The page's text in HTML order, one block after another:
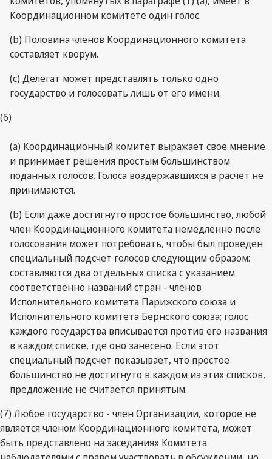
Координационном комитете один голос.
(b) Половина членов Координационного комитета
составляет кворум.
(c) Делегат может представлять только одно
государство и голосовать лишь от его имени.
(6)
(a) Координационный комитет выражает свое мнение
и принимает решения простым большинством
поданных голосов. Голоса воздержавшихся в расчет не
принимаются.
(b) Если даже достигнуто простое большинство, любой
член Координационного комитета немедленно после
голосования может потребовать, чтобы был проведен
специальный подсчет голосов следующим образом:
составляются два отдельных списка с указанием
соответственно названий стран - членов
Исполнительного комитета Парижского союза и
Исполнительного комитета Бернского союза; голос
каждого государства вписывается против его названия
в каждом списке, где оно занесено. Если этот
специальный подсчет показывает, что простое
большинство не достигнуто в каждом из этих списков,
предложение не считается принятым.
(7) Любое государство - член Организации, которое не
является членом Координационного комитета, может
быть представлено на заседаниях Комитета